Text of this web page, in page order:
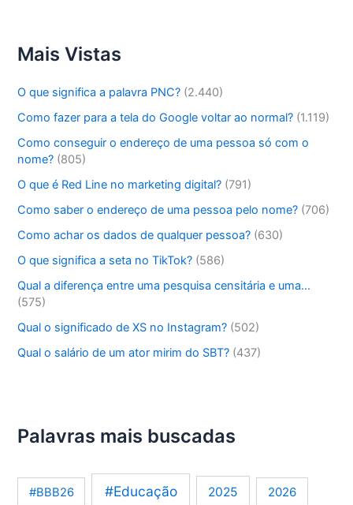
Mais Vistas
O que significa a palavra PNC? (2.440)
Como fazer para a tela do Google voltar ao normal? (1.119)
Como conseguir o endereço de uma pessoa só com o
nome? (805)
O que é Red Line no marketing digital? (791)
Como saber o endereço de uma pessoa pelo nome? (706)
Como achar os dados de qualquer pessoa? (630)
O que significa a seta no TikTok? (586)
Qual a diferença entre uma pesquisa censitária e uma…
(575)
Qual o significado de XS no Instagram? (502)
Qual o salário de um ator mirim do SBT? (437)
Palavras mais buscadas
#BBB26 #Educação 2025 2026